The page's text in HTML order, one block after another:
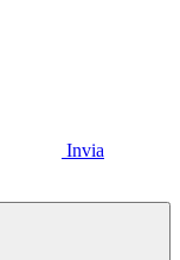
Invia